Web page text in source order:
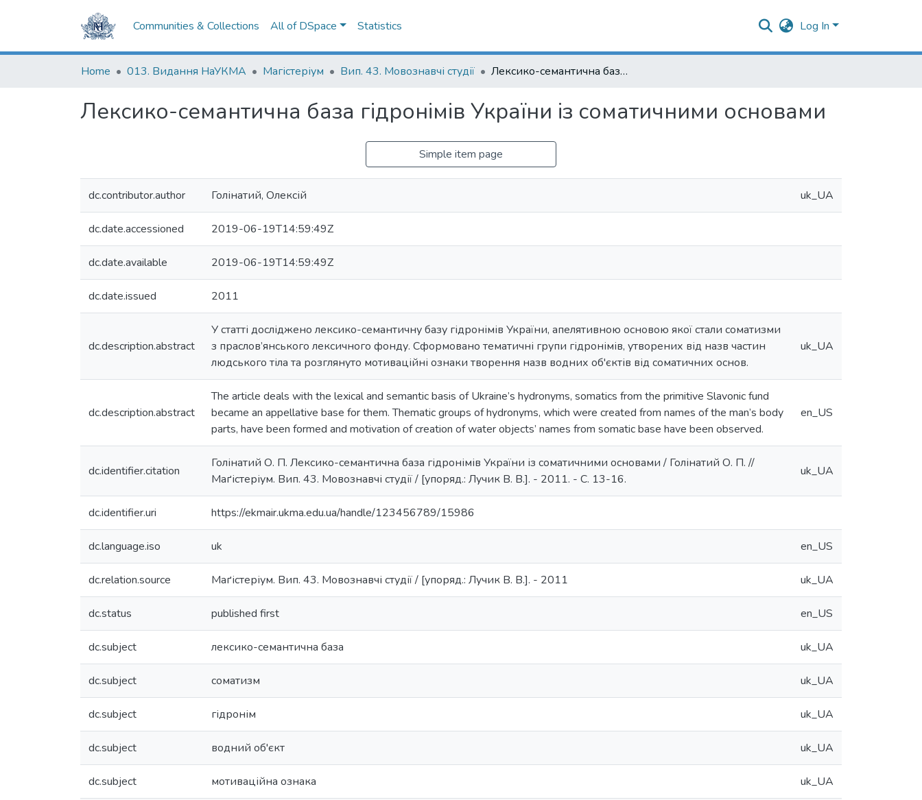
Communities & Collections All of DSpace Statistics Log In
Home 013. Видання НаУКМА Магістеріум Вип. 43. Мовознавчі студії Лексико-семантична база гідронімів України із соматичними основами
Лексико-семантична база гідронімів України із соматичними основами
Simple item page
dc.contributor.author Голінатий, Олексій uk_UA
dc.date.accessioned 2019-06-19T14:59:49Z
dc.date.available 2019-06-19T14:59:49Z
dc.date.issued 2011
dc.description.abstract
У статті досліджено лексико-семантичну базу гідронімів України, апелятивною основою якої стали соматизми
з праслов’янського лексичного фонду. Сформовано тематичні групи гідронімів, утворених від назв частин
людського тіла та розглянуто мотиваційні ознаки творення назв водних об'єктів від соматичних основ.
uk_UA
dc.description.abstract
The article deals with the lexical and semantic basis of Ukraine’s hydronyms, somatics from the primitive Slavonic fund
became an appellative base for them. Thematic groups of hydronyms, which were created from names of the man’s body
parts, have been formed and motivation of creation of water objects’ names from somatic base have been observed.
en_US
dc.identifier.citation
Голінатий О. П. Лексико-семантична база гідронімів України із соматичними основами / Голінатий О. П. //
Маґістеріум. Вип. 43. Мовознавчі студії / [упоряд.: Лучик В. В.]. - 2011. - С. 13-16.
uk_UA
dc.identifier.uri https://ekmair.ukma.edu.ua/handle/123456789/15986
dc.language.iso uk en_US
dc.relation.source Маґістеріум. Вип. 43. Мовознавчі студії / [упоряд.: Лучик В. В.]. - 2011 uk_UA
dc.status published first en_US
dc.subject лексико-семантична база uk_UA
dc.subject соматизм uk_UA
dc.subject гідронім uk_UA
dc.subject водний об'єкт uk_UA
dc.subject мотиваційна ознака uk_UA